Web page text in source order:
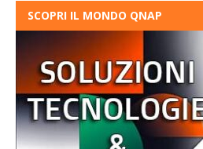
SCOPRI IL MONDO QNAP